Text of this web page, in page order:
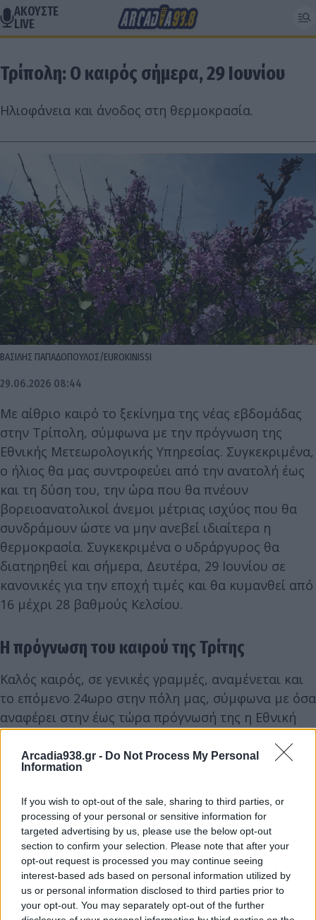
Arcadia938.gr - Do Not Process My Personal
Information
If you wish to opt-out of the sale, sharing to third parties, or
processing of your personal or sensitive information for
targeted advertising by us, please use the below opt-out
section to confirm your selection. Please note that after your
opt-out request is processed you may continue seeing
interest-based ads based on personal information utilized by
us or personal information disclosed to third parties prior to
your opt-out. You may separately opt-out of the further
ΑΚΟΥΣΤΕ
LIVE
Τρίπολη: Ο καιρός σήμερα, 29 Ιουνίου
Ηλιοφάνεια και άνοδος στη θερμοκρασία.
ΒΑΣΙΛΗΣ ΠΑΠΑΔΟΠΟΥΛΟΣ/EUROKINISSI
29.06.2026 08:44
Με αίθριο καιρό το ξεκίνημα της νέας εβδομάδας
στην Τρίπολη, σύμφωνα με την πρόγνωση της
Εθνικής Μετεωρολογικής Υπηρεσίας. Συγκεκριμένα,
ο ήλιος θα μας συντροφεύει από την ανατολή έως
και τη δύση του, την ώρα που θα πνέουν
βορειοανατολικοί άνεμοι μέτριας ισχύος που θα
συνδράμουν ώστε να μην ανεβεί ιδιαίτερα η
θερμοκρασία. Συγκεκριμένα ο υδράργυρος θα
διατηρηθεί και σήμερα, Δευτέρα, 29 Ιουνίου σε
κανονικές για την εποχή τιμές και θα κυμανθεί από
16 μέχρι 28 βαθμούς Κελσίου.
Η πρόγνωση του καιρού της Τρίτης
Καλός καιρός, σε γενικές γραμμές, αναμένεται και
το επόμενο 24ωρο στην πόλη μας, σύμφωνα με όσα
αναφέρει στην έως τώρα πρόγνωσή της η Εθνική
Μετεωρολογική Υπηρεσία. Η θερμοκρασία θα
διατηρηθεί στα σημερινά επίπεδα, ενώ υπάρχει κι
ενδεχόμενο ψιλόβροχου κατά τις μεσημεριανές
ώρες. Στην υπόλοιπη χώρα αναμένεται επίσης
γενικά αίθριος καιρός.
Πρόσκαιρες νεφώσεις το μεσημέρι - απόγευμα στα
ηπειρωτικά με τοπικούς όμβρους και πιθανώς
μεμονωμένες καταιγίδες στην Ήπειρο, τη δυτική
και την κεντρική Μακεδονία και κυρίως στα ορεινά